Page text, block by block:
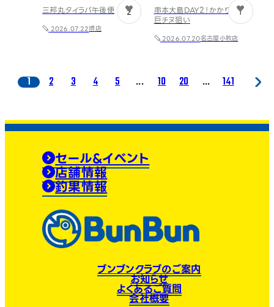
三邦丸タイラバ午後便
2026.07.22堺店
2
串本大島DAY2！かかり釣りで
巨チヌ狙い
2026.07.20名古屋小牧店
1
1 2 3 4 5 ... 10 20 ... 141
セール&イベント
店舗情報
釣果情報
ブンブンクラブのご案内
お知らせ
よくあるご質問
会社概要